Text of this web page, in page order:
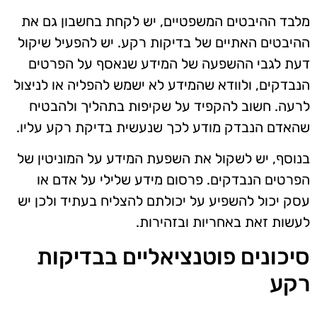
מלבד ההיבטים המשפטיים, יש לקחת בחשבון גם את
ההיבטים האתיים של בדיקות רקע. יש להפעיל שיקול
דעת לגבי ההשפעה של המידע שנאסף על הפרטים
הנבדקים, ולוודא שהמידע לא ישמש להפליה או לניצול
לרעה. חשוב להקפיד על שקיפות בתהליך ולהבטיח
שהאדם הנבדק מודע לכך שנעשית בדיקת רקע עליו.
בנוסף, יש לשקול את השפעת המידע על המוניטין של
הפרטים הנבדקים. פרסום מידע שלילי על אדם או
עסק יכול להשפיע על יכולתם להצליח בעתיד ולכן יש
לעשות זאת באחריות ובזהירות.
סיכונים פוטנציאליים בבדיקות
רקע